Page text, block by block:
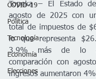
COVID-19
Política
Tecnología
Economía
Elecciones
Topeka – El Estado
agosto de 2025 con
total de impuestos de
lo que representa
3.9% más de lo
comparación con
ingresos aumentaron